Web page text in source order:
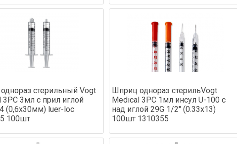
стерильный Vogt
3PC 3мл с прил иглой
(0,6х30мм) luer-loc
100шт
Шприц однораз стерильVogt
Medical 3PC 1мл инсул U-100 с
над иглой 29G 1/2" (0.33x13)
100шт 1310355